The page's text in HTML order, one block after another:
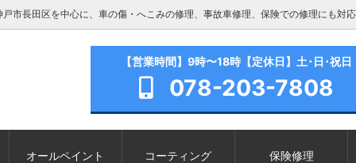
戸市長田区を中心に、車の傷・へこみの修理、事故車修理、保険での修理にも対
【営業時間】9時〜18時【定休日】土･日･祝日
078-203-7808
オールペイント コーティング 保険修理